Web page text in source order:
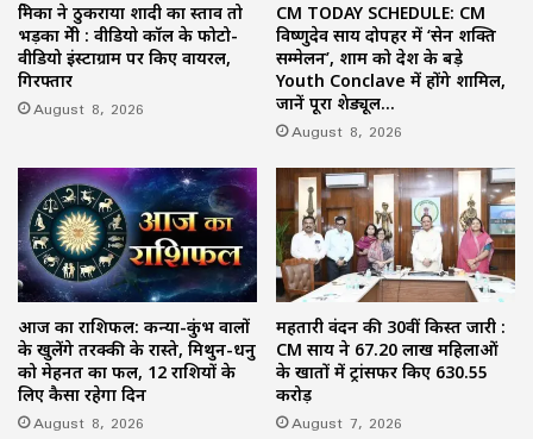
प्रेमिका ने ठुकराया शादी का प्रस्ताव तो
भड़का प्रेमी : वीडियो कॉल के फोटो-
वीडियो इंस्टाग्राम पर किए वायरल,
गिरफ्तार
August 8, 2026
CM TODAY SCHEDULE: CM
विष्णुदेव साय दोपहर में ‘सेन शक्ति
सम्मेलन’, शाम को देश के बड़े
Youth Conclave में होंगे शामिल,
जानें पूरा शेड्यूल…
August 8, 2026
आज का राशिफल: कन्या-कुंभ वालों
के खुलेंगे तरक्की के रास्ते, मिथुन-धनु
को मेहनत का फल, 12 राशियों के
लिए कैसा रहेगा दिन
August 8, 2026
महतारी वंदन की 30वीं किस्त जारी :
CM साय ने 67.20 लाख महिलाओं
के खातों में ट्रांसफर किए ₹630.55
करोड़
August 7, 2026